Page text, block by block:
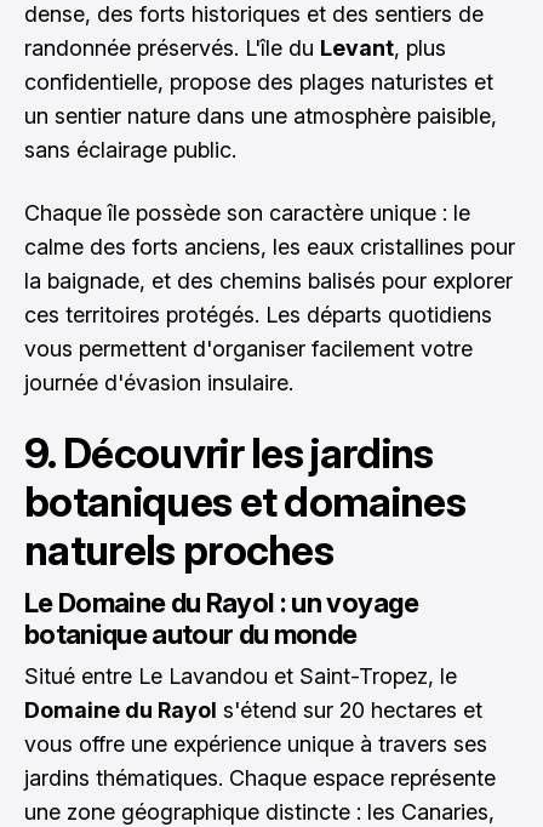
dense, des forts historiques et des sentiers de
randonnée préservés. L'île du Levant, plus
confidentielle, propose des plages naturistes et
un sentier nature dans une atmosphère paisible,
sans éclairage public.
Chaque île possède son caractère unique : le
calme des forts anciens, les eaux cristallines pour
la baignade, et des chemins balisés pour explorer
ces territoires protégés. Les départs quotidiens
vous permettent d'organiser facilement votre
journée d'évasion insulaire.
9. Découvrir les jardins
botaniques et domaines
naturels proches
Le Domaine du Rayol : un voyage
botanique autour du monde
Situé entre Le Lavandou et Saint-Tropez, le
Domaine du Rayol s'étend sur 20 hectares et
vous offre une expérience unique à travers ses
jardins thématiques. Chaque espace représente
une zone géographique distincte : les Canaries,